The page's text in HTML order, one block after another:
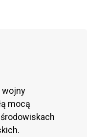
wojny
mocą